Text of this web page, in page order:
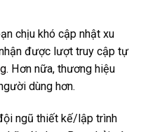
chịu khó cập nhật xu
được lượt truy cập tự
. Hơn nữa, thương hiệu
dùng hơn.
ngũ thiết kế/lập trình